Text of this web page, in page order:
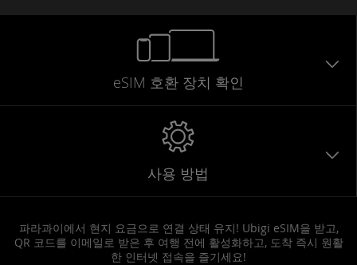
eSIM 호환 장치 확인
사용 방법
파라과이에서 현지 요금으로 연결 상태 유지! Ubigi eSIM을 받고,
QR 코드를 이메일로 받은 후 여행 전에 활성화하고, 도착 즉시 원활
한 인터넷 접속을 즐기세요!